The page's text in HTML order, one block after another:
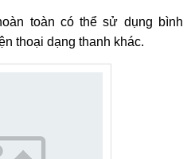
toàn có thể sử dụng bình
thoại dạng thanh khác.